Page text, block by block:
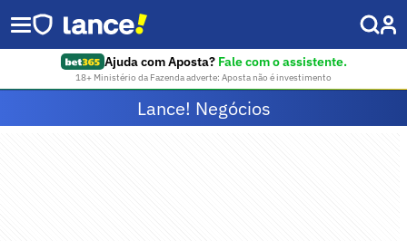
Ajuda com Aposta? Fale com o assistente.
18+ Ministério da Fazenda adverte: Aposta não é investimento
Lance! Negócios